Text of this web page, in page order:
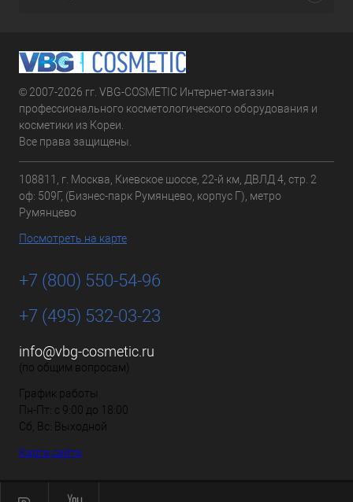
© 2007-2026 гг. VBG-COSMETIC Интернет-магазин
профессионального косметологического оборудования и
косметики из Кореи.
Все права защищены.
108811, г. Москва, Киевское шоссе, 22-й км, ДВЛД 4, стр. 2
оф: 509Г, (Бизнес-парк Румянцево, корпус Г), метро
Румянцево
Посмотреть на карте
+7 (800) 550-54-96
+7 (495) 532-03-23
info@vbg-cosmetic.ru
(по общим вопросам)
График работы
Пн-Пт: с 9:00 до 18:00
Сб, Вс: Выходной
Карта сайта